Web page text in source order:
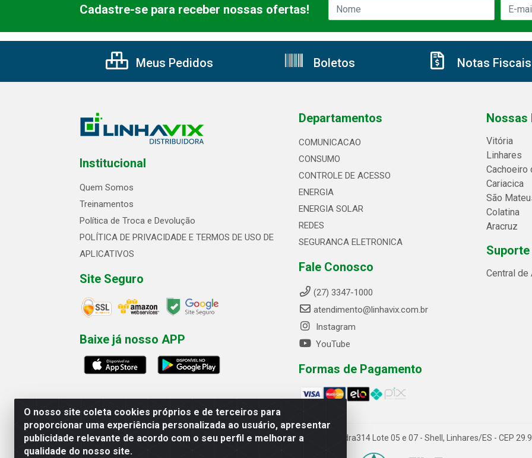
O nosso site coleta cookies próprios e de terceiros para
proporcionar uma experiência personalizada ao usuário, apresentar
publicidade relevante de acordo com o seu perfil e melhorar a
qualidade do nosso site.
Cadastre-se para receber nossas ofertas!
Meus Pedidos Boletos Notas Fiscais
Institucional
Quem Somos
Treinamentos
Política de Troca e Devolução
POLÍTICA DE PRIVACIDADE E TERMOS DE USO DE
APLICATIVOS
Site Seguro
Baixe já nosso APP
Departamentos
COMUNICACAO
CONSUMO
CONTROLE DE ACESSO
ENERGIA
ENERGIA SOLAR
REDES
SEGURANCA ELETRONICA
Fale Conosco
(27) 3347-1000
atendimento@linhavix.com.br
Instagram
YouTube
Formas de Pagamento
Nossas
Vitória
Linhares
Cachoeiro
Cariacica
São
Colatina
Aracruz
Central de
Linhavix Distribuidora LTDA - Avenida Alegre, 2521 - Quadra314 Lote 05 e 07 - Shell, Linhares/ES - CEP